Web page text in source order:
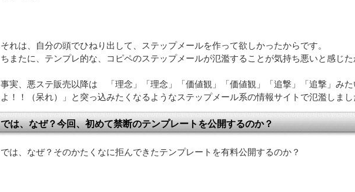
それは、自分の頭でひねり出して、ステップメールを作って欲しかったからです。
ちまたに、テンプレ的な、コピペのステップメールが氾濫することが気持ち悪いと感じた
事実、悪ステ販売以降は 「理念」「理念」「価値観」「価値観」「追撃」「追撃」み
よ！！（呆れ）」と突っ込みたくなるようなステップメール系の情報サイトで氾濫しまし
では、なぜ？今回、初めて禁断のテンプレートを公開するのか？
では、なぜ？そのかたくなに拒んできたテンプレートを有料公開するのか？